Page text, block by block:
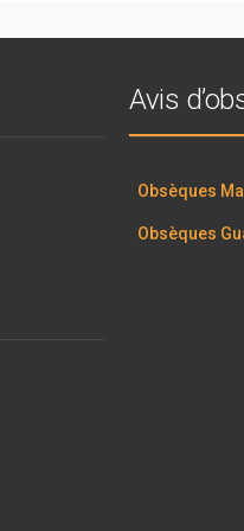
Avis
Obsèques
Obsèques